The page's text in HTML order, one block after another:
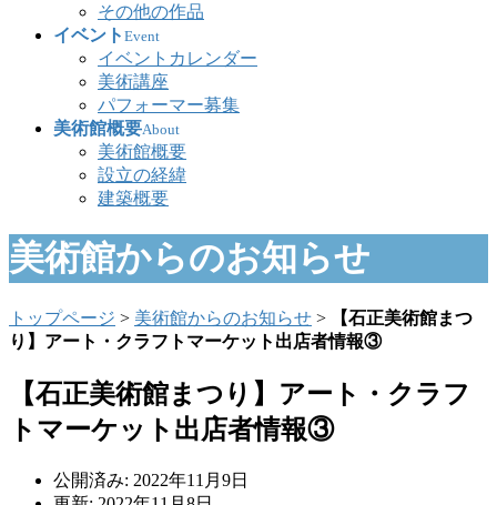
その他の作品
イベント Event
イベントカレンダー
美術講座
パフォーマー募集
美術館概要About
美術館概要
設立の経緯
建築概要
美術館からのお知らせ
トップページ > 美術館からのお知らせ >
【石正美術館まつ
り】アート・クラフトマーケット出店者情報③
【石正美術館まつり】アート・クラフ
トマーケット出店者情報③
公開済み: 2022年11月9日